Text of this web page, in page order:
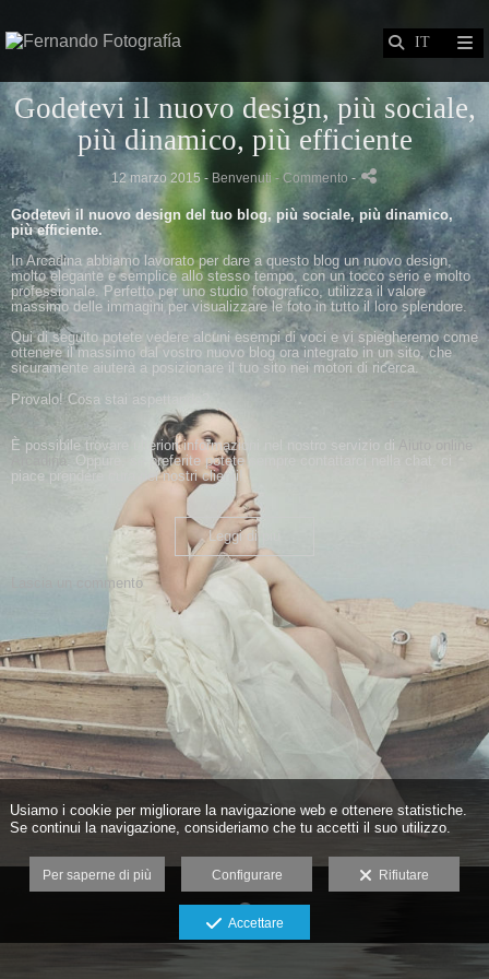
Godetevi il nuovo design, più sociale,
più dinamico, più efficiente
12 marzo 2015 - Benvenuti - Commento -
Godetevi il nuovo design del tuo blog, più sociale, più dinamico,
più efficiente.
InArcadina abbiamo lavorato per dare a questo blog un nuovo design,
molto elegante e semplice allo stesso tempo, con un tocco serio e molto
professionale. Perfetto per uno studio fotografico, utilizza il valore
massimo delle immagini per visualizzare le foto in tutto il loro splendore.
Qui di seguito potete vedere alcuni esempi di voci e vi spiegheremo come
ottenere il massimo dal vostro nuovo blog ora integrato in un sito, che
sicuramente aiuterà a posizionare il tuo sito nei motori di ricerca.
Provalo! Cosa stai aspettando?
È possibile trovare ulteriori informazioni servizio di
. Oppure, se preferite potete
piace prendere cura dei nostri clienti
Leggi di più
Lascia un commento
Usiamo i cookie per migliorare la navigazione web e ottenere statistiche.
Se continui la navigazione, consideriamo che tu accetti il suo utilizzo.
Per saperne di più Configurare Rifiutare
Accettare